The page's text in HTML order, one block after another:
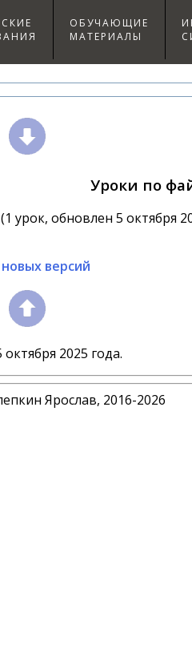
ОБУЧАЮЩИЕ
МАТЕРИАЛЫ
Уроки по
урок, обновлен 5 октября
версий
2025 года.
Ярослав, 2016-2026